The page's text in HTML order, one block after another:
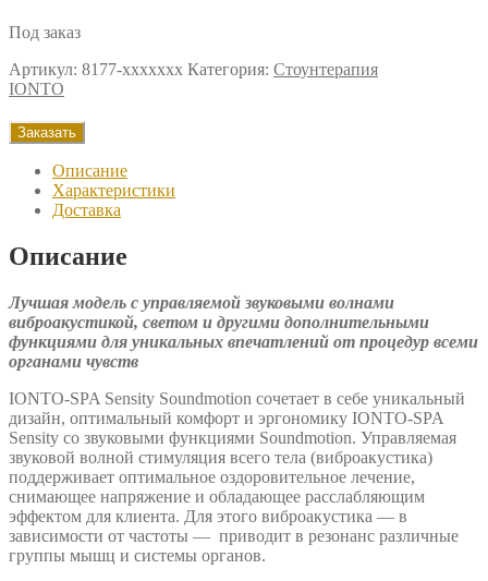
Под заказ
Артикул: 8177-ххххххх Категория: Стоунтерапия
IONTO
Заказать
Описание
Характеристики
Доставка
Описание
Лучшая модель с управляемой звуковыми волнами
виброакустикой, светом и другими дополнительными
функциями для уникальных впечатлений от процедур всеми
органами чувств
IONTO-SPA Sensity Soundmotion сочетает в себе уникальный
дизайн, оптимальный комфорт и эргономику IONTO-SPA
Sensity со звуковыми функциями Soundmotion. Управляемая
звуковой волной стимуляция всего тела (виброакустика)
поддерживает оптимальное оздоровительное лечение,
снимающее напряжение и обладающее расслабляющим
эффектом для клиента. Для этого виброакустика — в
зависимости от частоты — приводит в резонанс различные
группы мышц и системы органов.